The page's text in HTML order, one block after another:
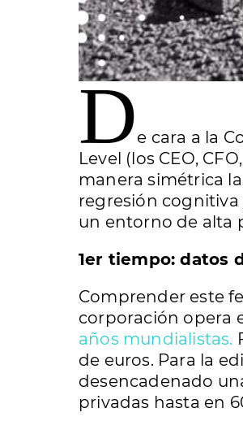
De cara a la
Level (los CEO,
manera simétrica
regresión
un entorno de alta
1er tiempo: datos
Comprender este
corporación opera
años mundialistas.
de euros. Para la
desencadenado
privadas hasta en